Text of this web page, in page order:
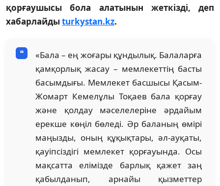
қорғаушысы бола алатынын жеткізді, деп
хабарлайдыturkystan.kz.
«Бала – ең жоғары құндылық. Балаларға
қамқорлық жасау – мемлекеттің басты
басымдығы. Мемлекет басшысы Қасым-
Жомарт Кемелұлы Тоқаев бала қорғау
және қолдау мәселелеріне әрдайым
ерекше көңіл бөледі. Әр баланың өмірі
маңызды, оның құқықтары, әл-ауқаты,
қауіпсіздігі мемлекет қорғауында. Осы
мақсатта елімізде барлық қажет заң
қабылданып, арнайы қызметтер